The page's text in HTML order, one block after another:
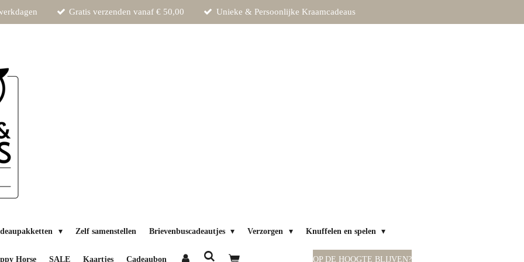
Gratis verzenden vanaf € 50,00 Unieke & Persoonlijke Kraamcadeaus
Zelf samenstellen Brievenbuscadeautjes Verzorgen Knuffelen en spelen
Horse SALE Kaartjes Cadeaubon OP DE HOOGTE BLIJVEN?